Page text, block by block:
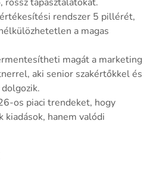
rendszer 5 pillérét,
a magas
magát a marketing
aki senior szakértőkkel és
os piaci trendeket, hogy
hanem valódi